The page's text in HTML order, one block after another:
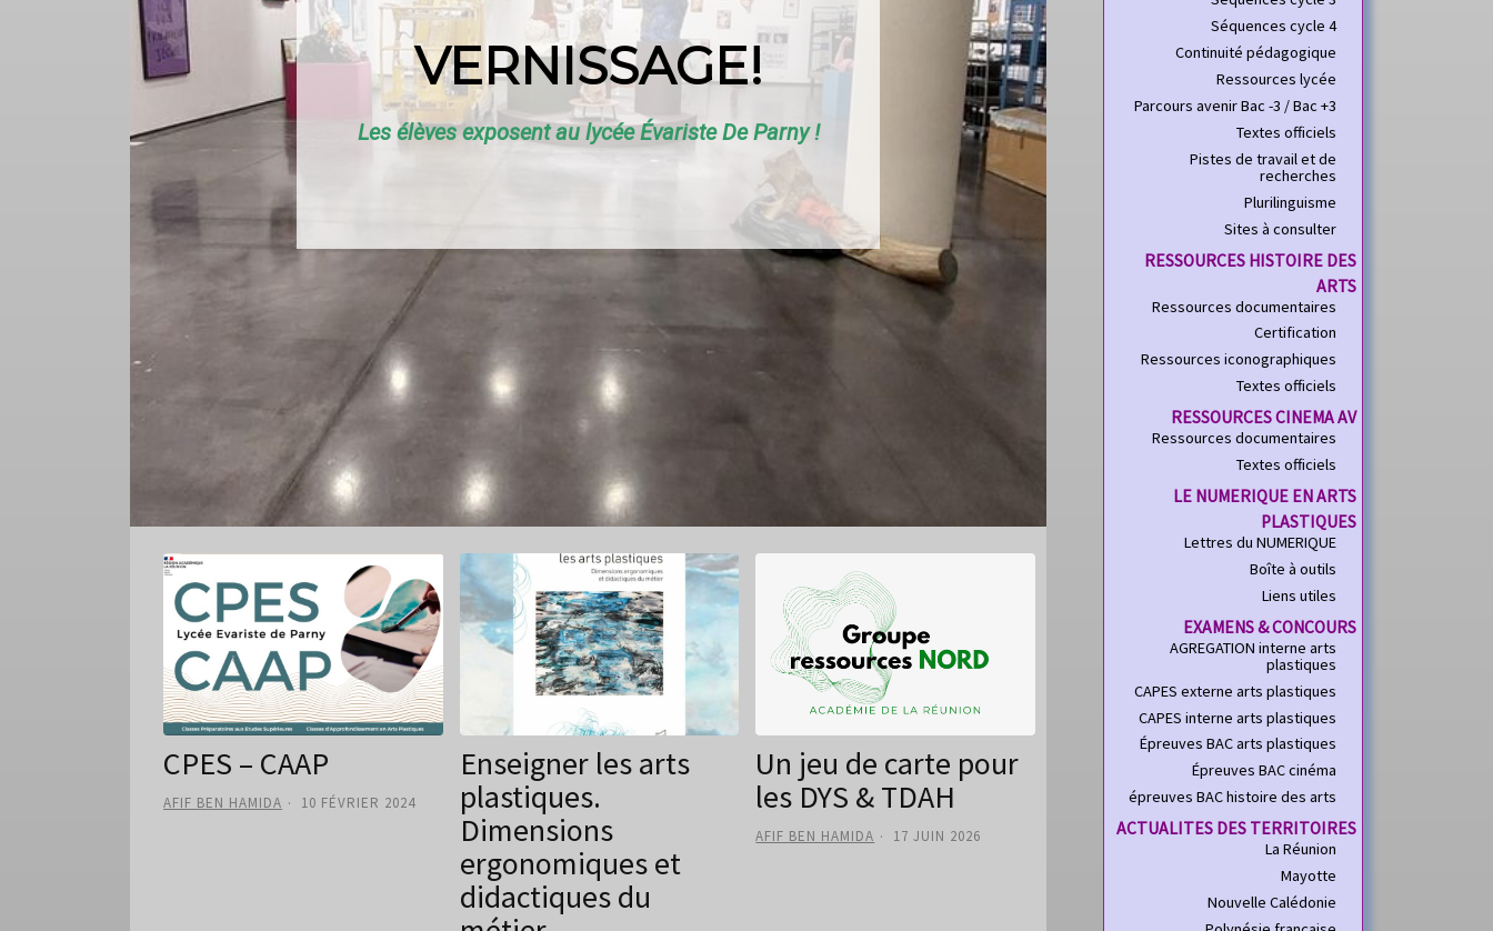
VERNISSAGE!
Les élèves exposent au lycée Évariste De Parny !
CPES – CAAP
AFIF BEN HAMIDA 10 FÉVRIER 2024
Enseigner les arts
plastiques.
Dimensions
ergonomiques et
didactiques du
Un jeu de carte pour
les DYS & TDAH
AFIF BEN HAMIDA 17 JUIN 2026
Séquences cycle 4
Continuité pédagogique
Ressources lycée
Parcours avenir Bac -3 / Bac +3
Textes officiels
Pistes de travail et de
recherches
Plurilinguisme
Sites à consulter
RESSOURCES HISTOIRE DES
ARTS
Ressources documentaires
Certification
Ressources iconographiques
Textes officiels
RESSOURCES CINEMA AV
Ressources documentaires
Textes officiels
LE NUMERIQUE EN ARTS
PLASTIQUES
Lettres du NUMERIQUE
Boîte à outils
Liens utiles
EXAMENS & CONCOURS
AGREGATION interne arts
plastiques
CAPES externe arts plastiques
CAPES interne arts plastiques
Épreuves BAC arts plastiques
Épreuves BAC cinéma
épreuves BAC histoire des arts
ACTUALITES DES TERRITOIRES
La Réunion
Mayotte
Nouvelle Calédonie